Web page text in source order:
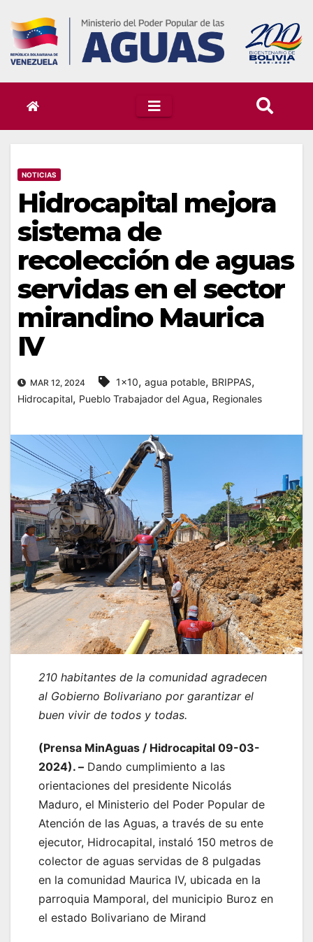
content
NOTICIAS
Hidrocapital mejora
sistema de
recolección de aguas
servidas en el sector
mirandino Maurica
IV
MAR 12, 2024 1x10, agua potable, BRIPPAS,
Hidrocapital, Pueblo Trabajador del Agua, Regionales
210 habitantes de la comunidad agradecen
al Gobierno Bolivariano por garantizar el
buen vivir de todos y todas.
(Prensa MinAguas / Hidrocapital 09-03-
2024). – Dando cumplimiento a las
orientaciones del presidente Nicolás
Maduro, el Ministerio del Poder Popular de
Atención de las Aguas, a través de su ente
ejecutor, Hidrocapital, instaló 150 metros de
colector de aguas servidas de 8 pulgadas
en la comunidad Maurica IV, ubicada en la
parroquia Mamporal, del municipio Buroz en
el estado Bolivariano de Mirand